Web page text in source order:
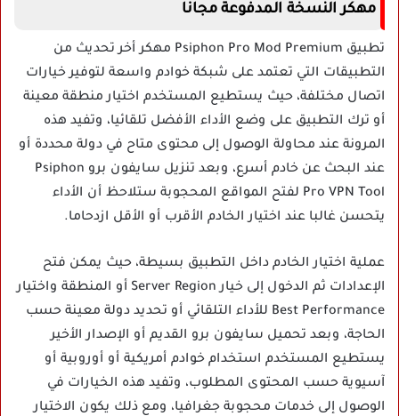
مهكر النسخة المدفوعة مجانا
تطبيق Psiphon Pro Mod Premium مهكر أخر تحديث من
التطبيقات التي تعتمد على شبكة خوادم واسعة لتوفير خيارات
اتصال مختلفة، حيث يستطيع المستخدم اختيار منطقة معينة
أو ترك التطبيق على وضع الأداء الأفضل تلقائيا، وتفيد هذه
المرونة عند محاولة الوصول إلى محتوى متاح في دولة محددة أو
عند البحث عن خادم أسرع، وبعد تنزيل سايفون برو Psiphon
Pro VPN Tool لفتح المواقع المحجوبة ستلاحظ أن الأداء
يتحسن غالبا عند اختيار الخادم الأقرب أو الأقل ازدحاما.
عملية اختيار الخادم داخل التطبيق بسيطة، حيث يمكن فتح
الإعدادات ثم الدخول إلى خيار Server Region أو المنطقة واختيار
Best Performance للأداء التلقائي أو تحديد دولة معينة حسب
الحاجة، وبعد تحميل سايفون برو القديم أو الإصدار الأخير
يستطيع المستخدم استخدام خوادم أمريكية أو أوروبية أو
آسيوية حسب المحتوى المطلوب، وتفيد هذه الخيارات في
الوصول إلى خدمات محجوبة جغرافيا، ومع ذلك يكون الاختيار